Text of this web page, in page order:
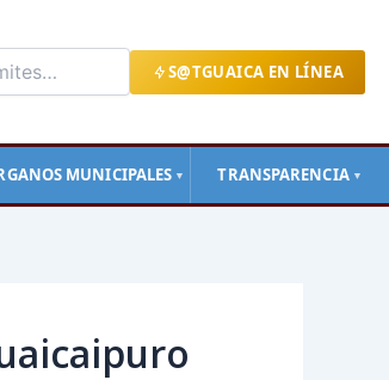
S@TGUAICA EN LÍNEA
MUNICIPALES ▼ TRANSPARENCIA ▼